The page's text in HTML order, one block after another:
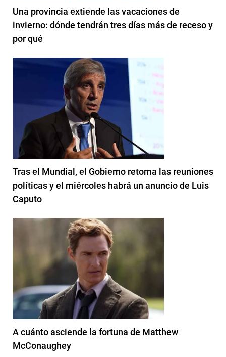
Una provincia extiende las vacaciones de
invierno: dónde tendrán tres días más de receso y
por qué
Tras el Mundial, el Gobierno retoma las reuniones
políticas y el miércoles habrá un anuncio de Luis
Caputo
A cuánto asciende la fortuna de Matthew
McConaughey